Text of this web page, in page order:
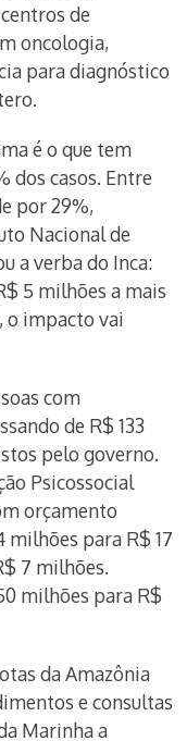
de
oncologia,
para diagnóstico
é o que tem
dos casos. Entre
por 29%,
Nacional de
a verba do Inca:
5 milhões a mais
o impacto vai
com
de R$ 133
pelo governo.
Psicossocial
orçamento
milhões para R$ 17
7 milhões.
milhões para R$
da Amazônia
e consultas
Marinha a